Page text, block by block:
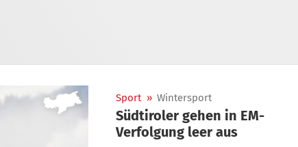
Sport » Wintersport
Südtiroler gehen in EM-
Verfolgung leer aus